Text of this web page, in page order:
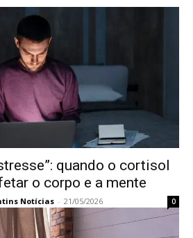
quando o cortisol
o corpo e a mente
Notícias - 21/05/2026 0